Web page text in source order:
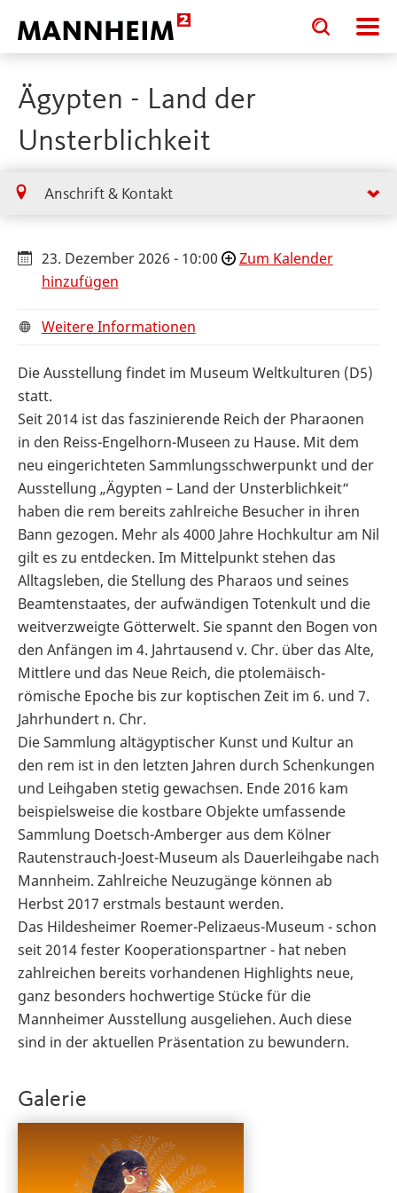
Toggle
search
input
Toggle
search
input
Ägypten - Land der
Unsterblichkeit
Anschrift & Kontakt
23. Dezember 2026 - 10:00
Zum Kalender
hinzufügen
Weitere Informationen
Die Ausstellung findet im Museum Weltkulturen (D5)
statt.
Seit 2014 ist das faszinierende Reich der Pharaonen
in den Reiss-Engelhorn-Museen zu Hause. Mit dem
neu eingerichteten Sammlungsschwerpunkt und der
Ausstellung „Ägypten – Land der Unsterblichkeit“
haben die rem bereits zahlreiche Besucher in ihren
Bann gezogen. Mehr als 4000 Jahre Hochkultur am Nil
gilt es zu entdecken. Im Mittelpunkt stehen das
Alltagsleben, die Stellung des Pharaos und seines
Beamtenstaates, der aufwändigen Totenkult und die
weitverzweigte Götterwelt. Sie spannt den Bogen von
den Anfängen im 4. Jahrtausend v. Chr. über das Alte,
Mittlere und das Neue Reich, die ptolemäisch-
römische Epoche bis zur koptischen Zeit im 6. und 7.
Jahrhundert n. Chr.
Die Sammlung altägyptischer Kunst und Kultur an
den rem ist in den letzten Jahren durch Schenkungen
und Leihgaben stetig gewachsen. Ende 2016 kam
beispielsweise die kostbare Objekte umfassende
Sammlung Doetsch-Amberger aus dem Kölner
Rautenstrauch-Joest-Museum als Dauerleihgabe nach
Mannheim. Zahlreiche Neuzugänge können ab
Herbst 2017 erstmals bestaunt werden.
Das Hildesheimer Roemer-Pelizaeus-Museum - schon
seit 2014 fester Kooperationspartner - hat neben
zahlreichen bereits vorhandenen Highlights neue,
ganz besonders hochwertige Stücke für die
Mannheimer Ausstellung ausgeliehen. Auch diese
sind in der aktuellen Präsentation zu bewundern.
Galerie